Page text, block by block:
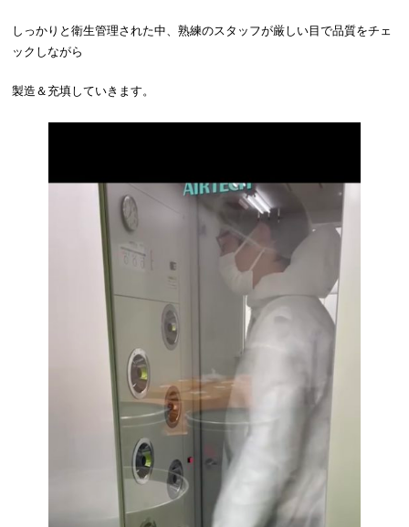
しっかりと衛生管理された中、熟練のスタッフが厳しい目で品質をチェ
ックしながら
製造＆充填していきます。